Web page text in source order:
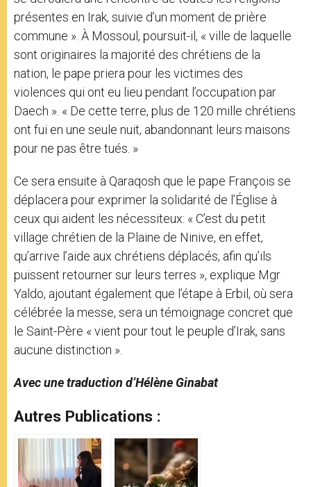
présentes en Irak, suivie d’un moment de prière
commune ». À Mossoul, poursuit-il, « ville de laquelle
sont originaires la majorité des chrétiens de la
nation, le pape priera pour les victimes des
violences qui ont eu lieu pendant l’occupation par
Daech ». « De cette terre, plus de 120 mille chrétiens
ont fui en une seule nuit, abandonnant leurs maisons
pour ne pas être tués. »
Ce sera ensuite à Qaraqosh que le pape François se
déplacera pour exprimer la solidarité de l’Église à
ceux qui aident les nécessiteux: « C’est du petit
village chrétien de la Plaine de Ninive, en effet,
qu’arrive l’aide aux chrétiens déplacés, afin qu’ils
puissent retourner sur leurs terres », explique Mgr
Yaldo, ajoutant également que l’étape à Erbil, où sera
célébrée la messe, sera un témoignage concret que
le Saint-Père « vient pour tout le peuple d’Irak, sans
aucune distinction ».
Avec une traduction d’Hélène Ginabat
Autres Publications :